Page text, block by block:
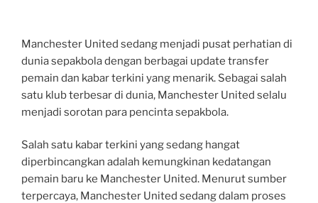
Manchester United sedang menjadi pusat perhatian di
dunia sepakbola dengan berbagai update transfer
pemain dan kabar terkini yang menarik. Sebagai salah
satu klub terbesar di dunia, Manchester United selalu
menjadi sorotan para pencinta sepakbola.
Salah satu kabar terkini yang sedang hangat
diperbincangkan adalah kemungkinan kedatangan
pemain baru ke Manchester United. Menurut sumber
terpercaya, Manchester United sedang dalam proses